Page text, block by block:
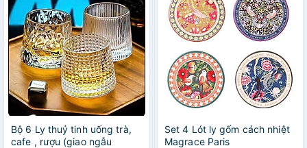
Bộ 6 Ly thuỷ tinh uống trà,
cafe , rượu (giao ngẫu
Set 4 Lót ly gốm cách nhiệt
Magrace Paris